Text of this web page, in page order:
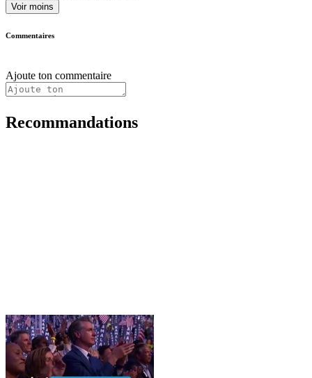
Voir moins
Commentaires
Ajoute ton commentaire
Recommandations